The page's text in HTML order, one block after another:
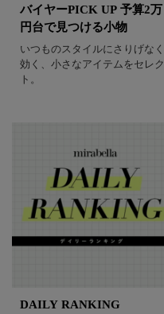
バイヤーPICK UP 予算2万
円台で見つける小物
いつものスタイルにさりげなく
効く、小さなアイテムをセレク
ト。
DAILY RANKING